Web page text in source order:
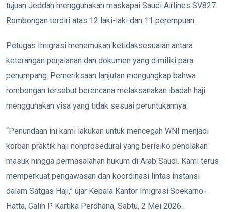
tujuan Jeddah menggunakan maskapai Saudi Airlines SV827.
Rombongan terdiri atas 12 laki-laki dan 11 perempuan.
Petugas Imigrasi menemukan ketidaksesuaian antara
keterangan perjalanan dan dokumen yang dimiliki para
penumpang. Pemeriksaan lanjutan mengungkap bahwa
rombongan tersebut berencana melaksanakan ibadah haji
menggunakan visa yang tidak sesuai peruntukannya.
“Penundaan ini kami lakukan untuk mencegah WNI menjadi
korban praktik haji nonprosedural yang berisiko penolakan
masuk hingga permasalahan hukum di Arab Saudi. Kami terus
memperkuat pengawasan dan koordinasi lintas instansi
dalam Satgas Haji,” ujar Kepala Kantor Imigrasi Soekarno-
Hatta, Galih P Kartika Perdhana, Sabtu, 2 Mei 2026.